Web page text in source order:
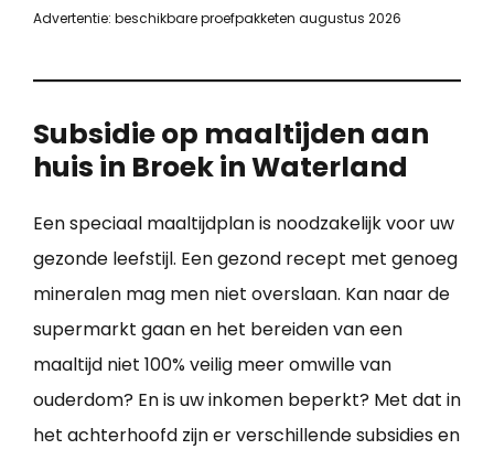
Advertentie: beschikbare proefpakketen augustus 2026
Subsidie op maaltijden aan
huis in Broek in Waterland
Een speciaal maaltijdplan is noodzakelijk voor uw
gezonde leefstijl. Een gezond recept met genoeg
mineralen mag men niet overslaan. Kan naar de
supermarkt gaan en het bereiden van een
maaltijd niet 100% veilig meer omwille van
ouderdom? En is uw inkomen beperkt? Met dat in
het achterhoofd zijn er verschillende subsidies en